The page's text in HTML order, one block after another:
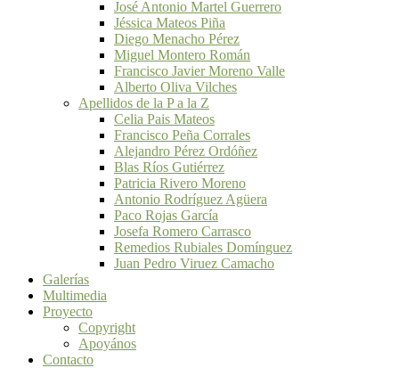
José Antonio Martel Guerrero
Jéssica Mateos Piña
Diego Menacho Pérez
Miguel Montero Román
Francisco Javier Moreno Valle
Alberto Oliva Vilches
Apellidos de la P a la Z
Celia Pais Mateos
Francisco Peña Corrales
Alejandro Pérez Ordóñez
Blas Ríos Gutiérrez
Patricia Rivero Moreno
Antonio Rodríguez Agüera
Paco Rojas García
Josefa Romero Carrasco
Remedios Rubiales Domínguez
Juan Pedro Viruez Camacho
Galerías
Multimedia
Proyecto
Copyright
Apoyános
Contacto